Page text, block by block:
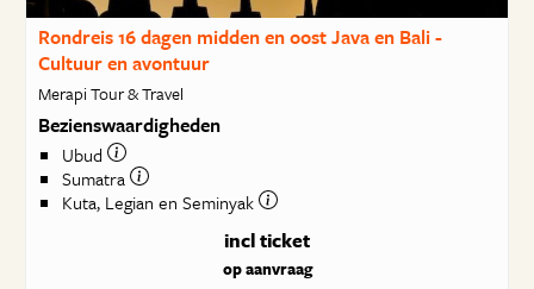
Rondreis 16 dagen midden en oost Java en Bali -
Cultuur en avontuur
Merapi Tour & Travel
Bezienswaardigheden
Ubud
Sumatra
Kuta, Legian en Seminyak
incl ticket
op aanvraag